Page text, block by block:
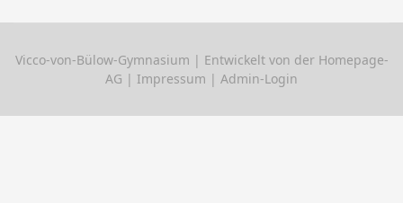
Vicco-von-Bülow-Gymnasium | Entwickelt von der Homepage-
AG | Impressum | Admin-Login